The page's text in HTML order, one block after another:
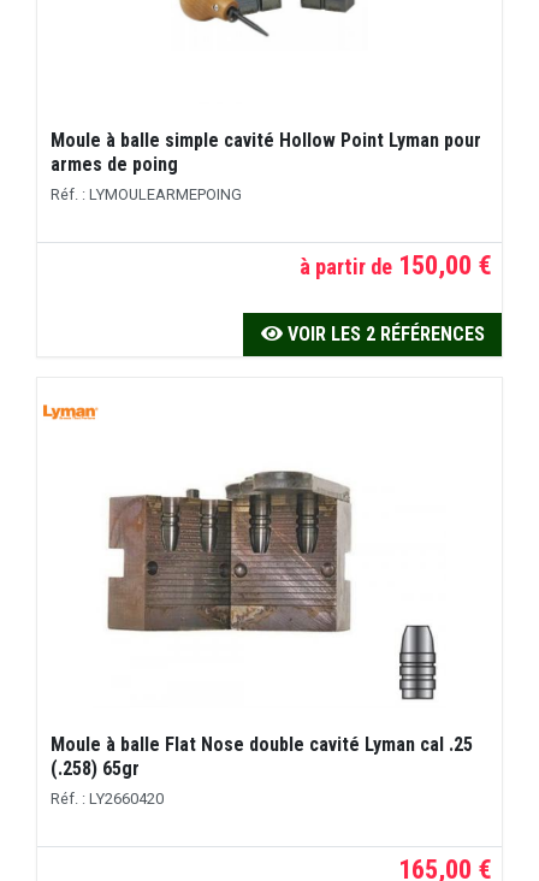
Moule à balle simple cavité Hollow Point Lyman pour
armes de poing
Réf. : LYMOULEARMEPOING
à partir de 150,00 €
VOIR LES 2 RÉFÉRENCES
Moule à balle Flat Nose double cavité Lyman cal .25
(.258) 65gr
Réf. : LY2660420
165,00 €